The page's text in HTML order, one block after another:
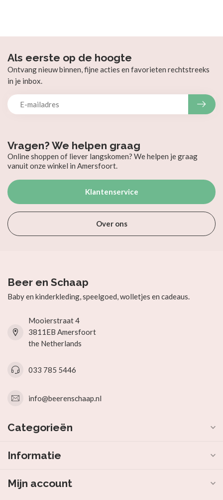
Vragen? We helpen graag
Online shoppen of liever langskomen? We helpen je graag
vanuit onze winkel in Amersfoort.
Klantenservice
Over ons
Als eerste op de hoogte
Ontvang nieuw binnen, fijne acties en favorieten rechtstreeks
in je inbox.
Beer en Schaap
Baby en kinderkleding, speelgoed, wolletjes en cadeaus.
Mooierstraat 4
3811EB Amersfoort
the Netherlands
033 785 5446
info@beerenschaap.nl
Categorieën
Informatie
Mijn account